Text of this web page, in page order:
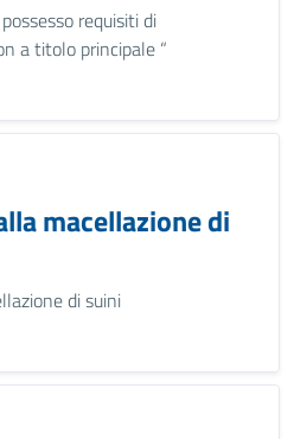
requisiti di
a titolo principale “
macellazione di
di suini